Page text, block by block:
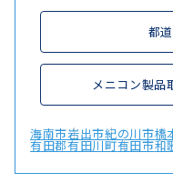
都
メニコン製品
海南市岩出市紀の川市橋
有田郡有田川町有田市和